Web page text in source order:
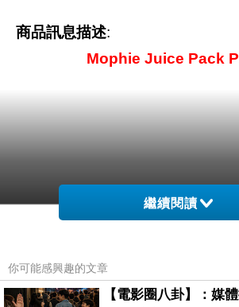
商品訊息描述:
Mophie Juice Pack
繼續閱讀
你可能感興趣的文章